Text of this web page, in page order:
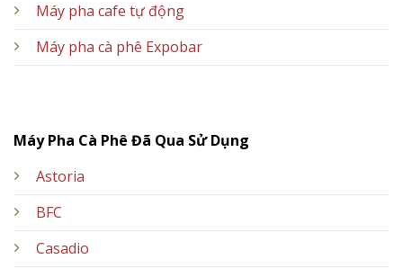
Máy pha cafe tự động
Máy pha cà phê Expobar
Máy Pha Cà Phê Đã Qua Sử Dụng
Astoria
BFC
Casadio